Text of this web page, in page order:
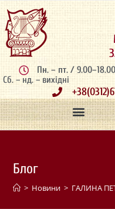
Пн. – пт. / 9.00–18.00
Сб. – нд. – вихідні
Блог
> Новини > ГАЛИНА